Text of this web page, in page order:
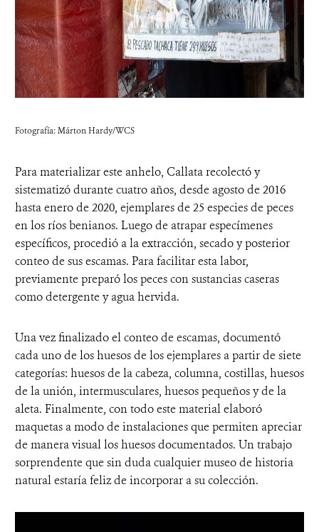
Fotografía: Márton Hardy/WCS
Para materializar este anhelo, Callata recolectó y
sistematizó durante cuatro años, desde agosto de 2016
hasta enero de 2020, ejemplares de 25 especies de peces
en los ríos benianos. Luego de atrapar especímenes
específicos, procedió a la extracción, secado y posterior
conteo de sus escamas. Para facilitar esta labor,
previamente preparó los peces con sustancias caseras
como detergente y agua hervida.
Una vez finalizado el conteo de escamas, documentó
cada uno de los huesos de los ejemplares a partir de siete
categorías: huesos de la cabeza, columna, costillas, huesos
de la unión, intermusculares, huesos pequeños y de la
aleta. Finalmente, con todo este material elaboró
maquetas a modo de instalaciones que permiten apreciar
de manera visual los huesos documentados. Un trabajo
sorprendente que sin duda cualquier museo de historia
natural estaría feliz de incorporar a su colección.